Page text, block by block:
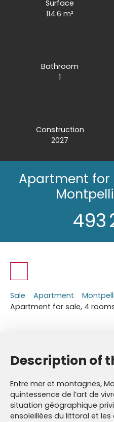
Surface
114.6m²
Bathroom
1
Construction
2027
Apartment for
493
Sale Apartment
Apartment for sale, 4
Description of
Entre mer et montagnes,
quintessence de l’art de
situation géographique
ensoleillées du littoral et